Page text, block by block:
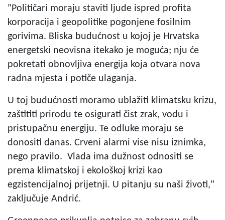
"Političari moraju staviti ljude ispred profita
korporacija i geopolitike pogonjene fosilnim
gorivima. Bliska budućnost u kojoj je Hrvatska
energetski neovisna itekako je moguća; nju će
pokretati obnovljiva energija koja otvara nova
radna mjesta i potiče ulaganja.
U toj budućnosti moramo ublažiti klimatsku krizu,
zaštititi prirodu te osigurati čist zrak, vodu i
pristupačnu energiju. Te odluke moraju se
donositi danas. Crveni alarmi vise nisu iznimka,
nego pravilo. Vlada ima dužnost odnositi se
prema klimatskoj i ekološkoj krizi kao
egzistencijalnoj prijetnji. U pitanju su naši životi,"
zaključuje Andrić.